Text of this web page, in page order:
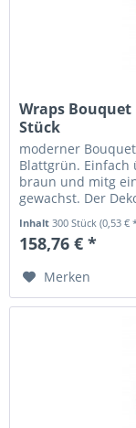
Wraps Bouquet
Stück
moderner
Blattgrün. Einfach
braun und mitg
gewachst. Der
Inhalt300 Stück(0,53 €
158,76 € *
Merken